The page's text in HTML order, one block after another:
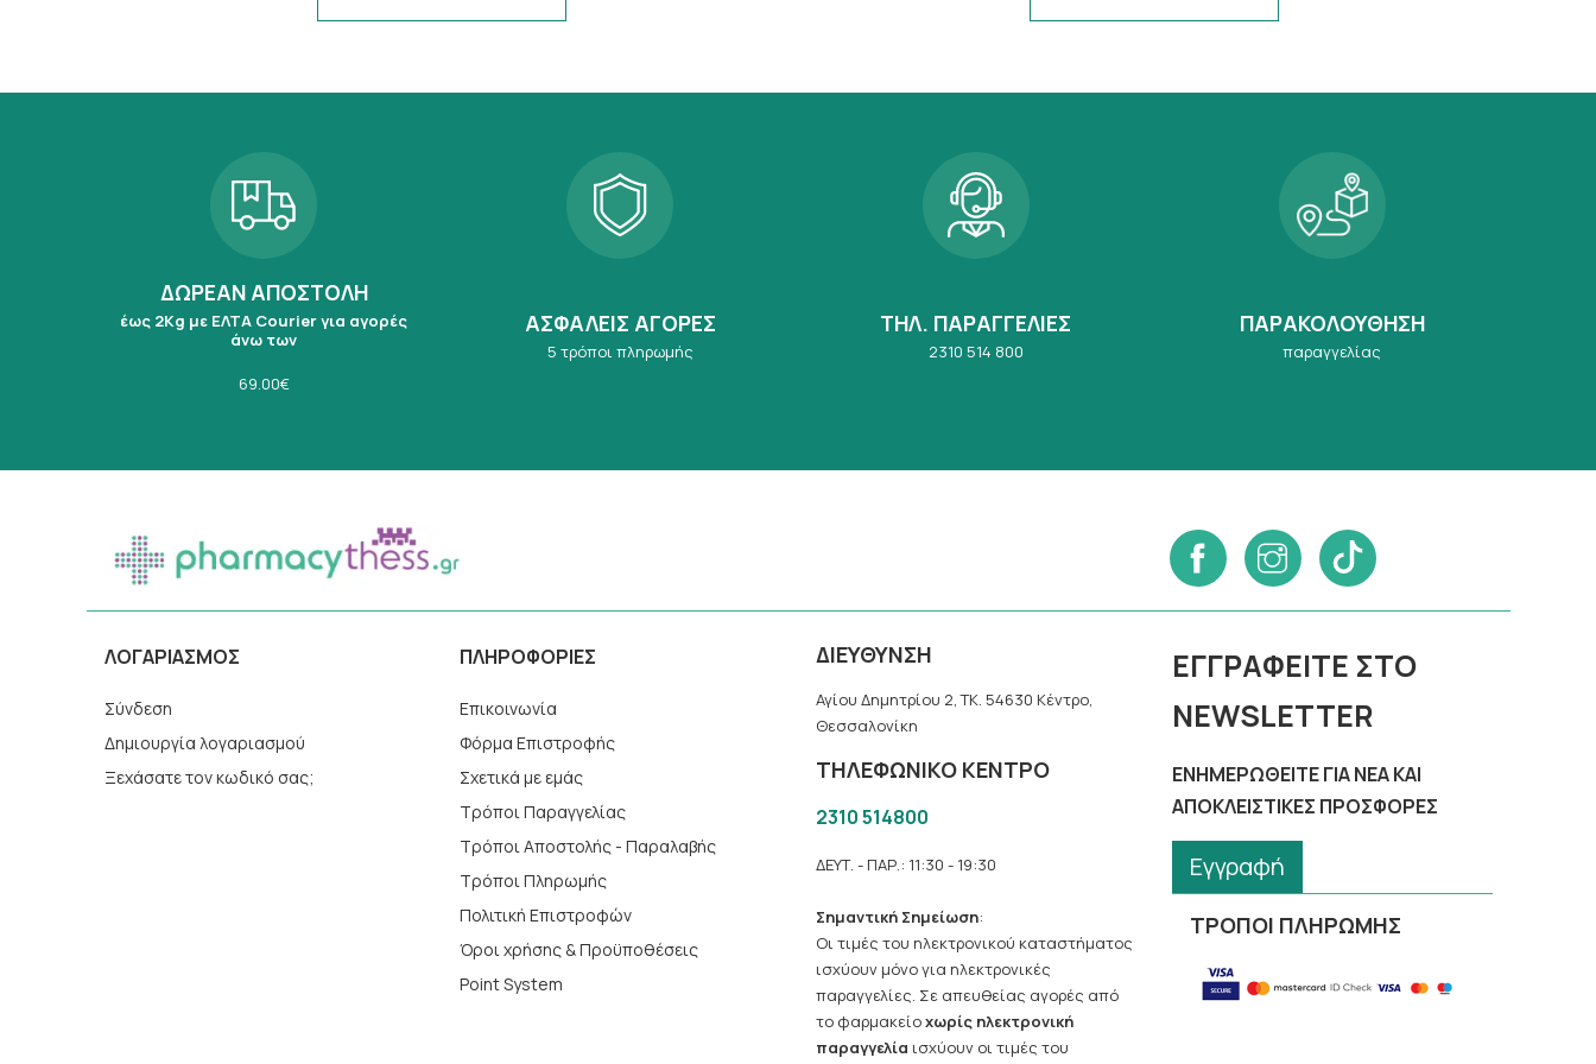
ΔΩΡΕΑΝ ΑΠΟΣΤΟΛΗ
έως 2Kg με ΕΛΤΑ Courier για αγορές
άνω των
69.00€
ΑΣΦΑΛΕΙΣ ΑΓΟΡΕΣ
5 τρόποι πληρωμής
ΤΗΛ. ΠΑΡΑΓΓΕΛΙΕΣ
2310 514 800
ΠΑΡΑΚΟΛΟΥΘΗΣΗ
παραγγελίας
ΛΟΓΑΡΙΑΣΜΌΣ
Σύνδεση
Δημιουργία λογαριασμού
Ξεχάσατε τον κωδικό σας;
ΠΛΗΡΟΦΟΡΙΕΣ
Επικοινωνία
Φόρμα Επιστροφής
Σχετικά με εμάς
Τρόποι Παραγγελίας
Τρόποι Αποστολής - Παραλαβής
Tρόποι Πληρωμής
Πολιτική Επιστροφών
Όροι χρήσης & Προϋποθέσεις
Point System
ΔΙΕΥΘΥΝΣΗ
Αγίου Δημητρίου 2, TK. 54630 Κέντρο,
Θεσσαλονίκη
ΤΗΛΕΦΩΝΙΚΟ ΚΕΝΤΡΟ
2310 514800
ΔΕΥΤ. - ΠΑΡ.: 11:30 - 19:30
Σημαντική Σημείωση:
Οι τιμές του ηλεκτρονικού καταστήματος
ισχύουν μόνο για ηλεκτρονικές
παραγγελίες. Σε απευθείας αγορές από
το φαρμακείοχωρίς ηλεκτρονική
παραγγελία ισχύουν οι τιμές του
ΕΓΓΡΑΦΕΊΤΕ ΣΤΟ
NEWSLETTER
ΕΝΗΜΕΡΩΘΕΊΤΕ ΓΙΑ ΝΈΑ ΚΑΙ
ΑΠΟΚΛΕΙΣΤΙΚΈΣ ΠΡΟΣΦΟΡΈΣ
Εγγραφή
ΤΡΟΠΟΙ ΠΛΗΡΩΜΗΣ